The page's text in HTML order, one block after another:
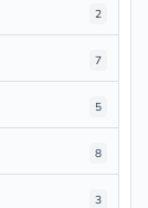
2
7
5
8
3